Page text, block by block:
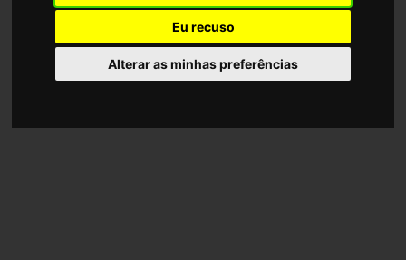
Eu recuso
Alterar as minhas preferências